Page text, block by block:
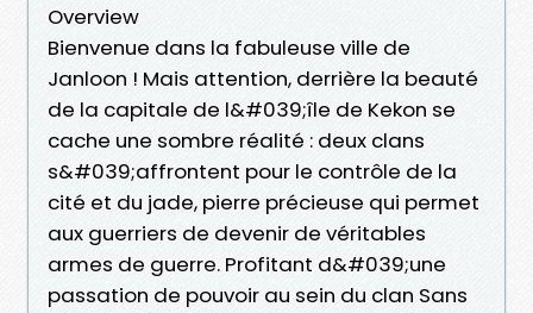
Overview
Bienvenue dans la fabuleuse ville de
Janloon ! Mais attention, derrière la beauté
de la capitale de l&#039;île de Kekon se
cache une sombre réalité : deux clans
s&#039;affrontent pour le contrôle de la
cité et du jade, pierre précieuse qui permet
aux guerriers de devenir de véritables
armes de guerre. Profitant d&#039;une
passation de pouvoir au sein du clan Sans